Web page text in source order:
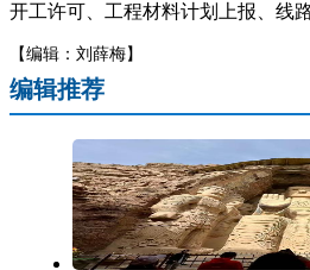
开工许可、工程材料计划上报、线
【编辑：刘薛梅】
编辑推荐